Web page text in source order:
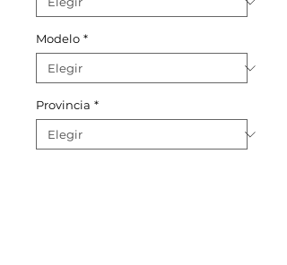
Modelo *
Provincia *